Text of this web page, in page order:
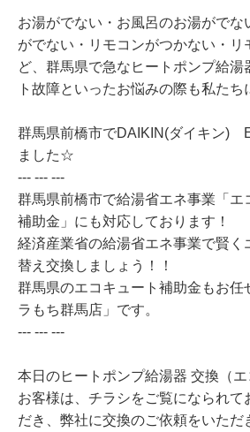
お湯がでない・お風呂のお湯がでな
がでない・リモコンがつかない・リ
ど、群馬県で急なヒートポンプ給湯
ト故障といったお悩みの際も私たち
群馬県前橋市でDAIKIN(ダイキン)
ました☆
--- --- ---
群馬県前橋市で給湯省エネ事業「エ
補助金」にも対応しております！
経済産業省の給湯省エネ事業で賢く
替え交換しましょう！！
群馬県のエコキュート補助金もお任
ラもち群馬店」です。
--- --- ---
本日のヒートポンプ給湯器 交換（
お客様は、チラシをご覧になられて
だき、弊社に交換のご依頼をいただ